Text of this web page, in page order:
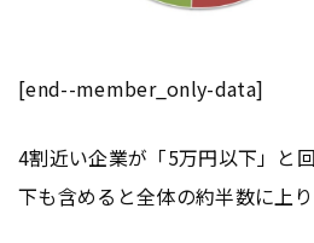
[end--member_only-data]
4割近い企業が「5万円以下」と
下も含めると全体の約半数に上り